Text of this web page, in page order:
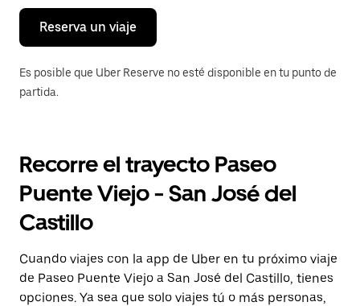
Reserva un viaje
Es posible que Uber Reserve no esté disponible en tu punto de
partida.
Recorre el trayecto Paseo
Puente Viejo - San José del
Castillo
Cuando viajes con la app de Uber en tu próximo viaje
de Paseo Puente Viejo a San José del Castillo, tienes
opciones. Ya sea que solo viajes tú o más personas,